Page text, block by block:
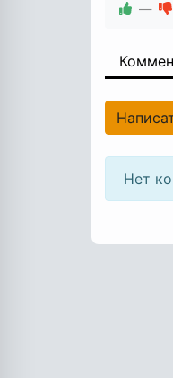
—
Нет